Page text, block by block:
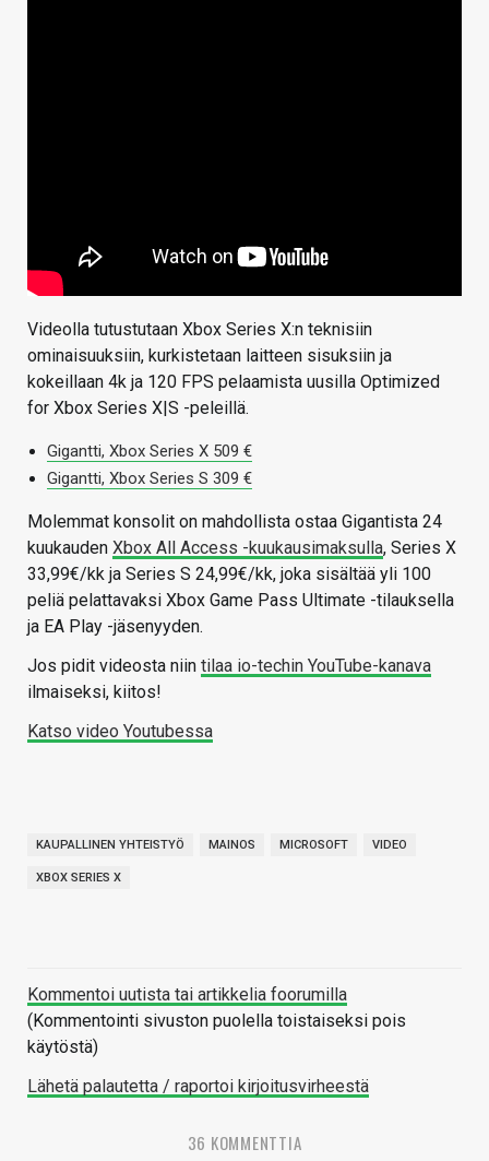
Videolla tutustutaan Xbox Series X:n teknisiin
ominaisuuksiin, kurkistetaan laitteen sisuksiin ja
kokeillaan 4k ja 120 FPS pelaamista uusilla Optimized
for Xbox Series X|S -peleillä.
Gigantti, Xbox Series X 509 €
Gigantti, Xbox Series S 309 €
Molemmat konsolit on mahdollista ostaa Gigantista 24
kuukauden Xbox All Access -kuukausimaksulla, Series X
33,99€/kk ja Series S 24,99€/kk, joka sisältää yli 100
peliä pelattavaksi Xbox Game Pass Ultimate -tilauksella
ja EA Play -jäsenyyden.
Jos pidit videosta niin tilaa io-techin YouTube-kanava
ilmaiseksi, kiitos!
Katso video Youtubessa
KAUPALLINEN YHTEISTYÖ MAINOS MICROSOFT VIDEO
XBOX SERIES X
Kommentoi uutista tai artikkelia foorumilla
(Kommentointi sivuston puolella toistaiseksi pois
käytöstä)
Lähetä palautetta / raportoi kirjoitusvirheestä
36 KOMMENTTIA